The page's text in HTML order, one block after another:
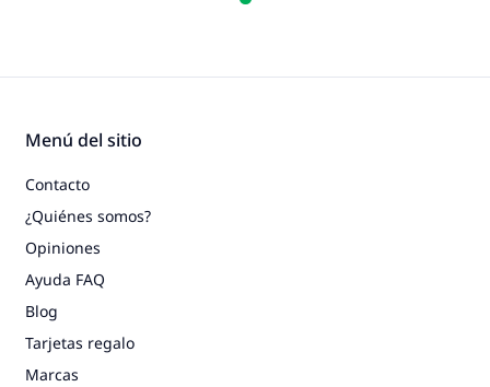
Menú del sitio
Contacto
¿Quiénes somos?
Opiniones
Ayuda FAQ
Blog
Tarjetas regalo
Marcas